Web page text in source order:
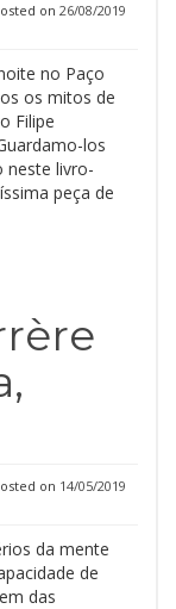
on 26/08/2019
no Paço
os mitos de
Filipe
los
neste livro-
peça de
on 14/05/2019
da mente
de
das